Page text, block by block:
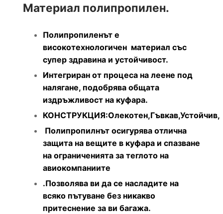
Материал полипропилен.
Полипропиленът е
високотехнологичен материал със
супер здравина и устойчивост.
Интегриран от процеса на леене под
налягане, подобрява общата
издръжливост на куфара.
КОНСТРУКЦИЯ:Олекотен,Гъвкав,Устойчив,
Полипропилнът осигурява отлична
защита на вещите в куфара и спазване
на ограниченията за теглото на
авиокомпаниите
.Позволява ви да се насладите на
всяко пътуване без никакво
притеснение за ви багажа.